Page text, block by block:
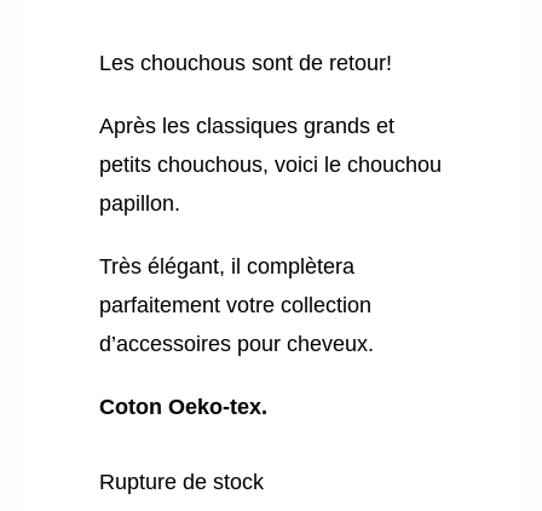
Les chouchous sont de retour!
Après les classiques grands et
petits chouchous, voici le chouchou
papillon.
Très élégant, il complètera
parfaitement votre collection
d’accessoires pour cheveux.
Coton Oeko-tex.
Rupture de stock